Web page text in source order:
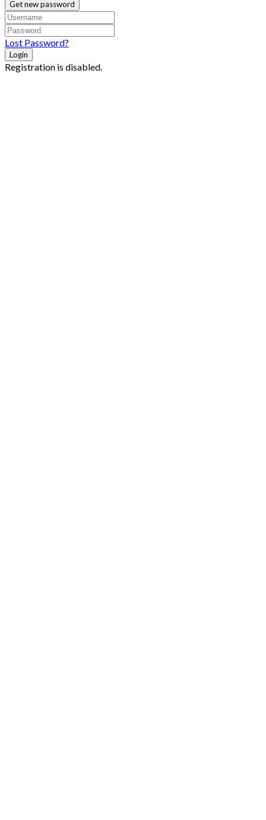
Get new password
Lost Password?
Login
Registration is disabled.